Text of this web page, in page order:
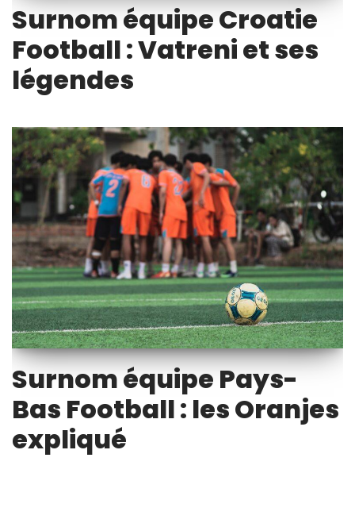
Surnom équipe Croatie
Football : Vatreni et ses
légendes
Surnom équipe Pays-
Bas Football : les Oranjes
expliqué